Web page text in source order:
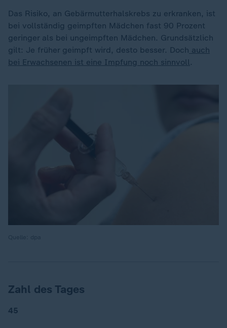
Das Risiko, an Gebärmutterhalskrebs zu erkranken, ist
bei vollständig geimpften Mädchen fast 90 Prozent
geringer als bei ungeimpften Mädchen. Grundsätzlich
gilt: Je früher geimpft wird, desto besser. Doch auch
bei Erwachsenen ist eine Impfung noch sinnvoll .
Zahl des Tages
45